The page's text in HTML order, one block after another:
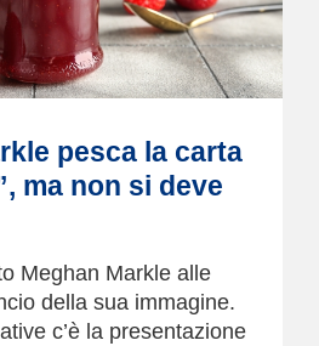
pesca la carta
ma non si deve
Meghan Markle alle
della sua immagine.
c’è la presentazione